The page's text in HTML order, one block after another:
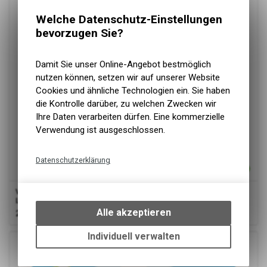
Verico
Ladung über USB-C (4 Stk., AA, 1700 mAh)
26.90
Welche Datenschutz-Einstellungen
bevorzugen Sie?
Damit Sie unser Online-Angebot bestmöglich
nutzen können, setzen wir auf unserer Website
Cookies und ähnliche Technologien ein. Sie haben
die Kontrolle darüber, zu welchen Zwecken wir
Ihre Daten verarbeiten dürfen. Eine kommerzielle
Verwendung ist ausgeschlossen.
Datenschutzerklärung
bestimmte Interaktionen und
Einstellungen auf Ihrem Gerät,
um die grundlegenden
Funktionen unseres Online-
Alle akzeptieren
Individuell verwalten